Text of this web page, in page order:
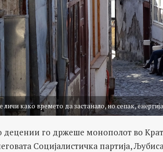
личи како времето да застанало, но сепак,
децении го држеше монополот во
Социјалистичка партија,